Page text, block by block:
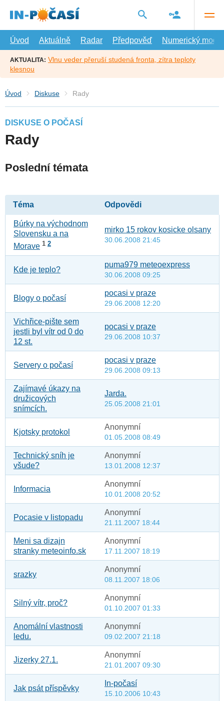
hlavní
Úvod
Aktuálně Radar Předpověď Numerický model
AKTUALITA: Vlnu veder přeruší studená fronta, zítra teploty
klesnou
Úvod Diskuse Rady
DISKUSE O POČASÍ
Rady
Poslední témata
Téma Odpovědi
Búrky na východnom
Slovensku a na
Morave 1 2
mirko 15 rokov kosicke olsany
30.06.2008 21:45
Kde je teplo?
puma979 meteoexpress
30.06.2008 09:25
Blogy o počasí
pocasi v praze
29.06.2008 12:20
Vichřice-pište sem
jestli byl vítr od 0 do
12 st.
pocasi v praze
29.06.2008 10:37
Servery o počasí
pocasi v praze
29.06.2008 09:13
Zajímavé úkazy na
družicových
snímcích.
Jarda.
25.05.2008 21:01
Kjotsky protokol
Anonymní
01.05.2008 08:49
Technický sníh je
všude?
Anonymní
13.01.2008 12:37
Informacia
Anonymní
10.01.2008 20:52
Pocasie v listopadu
Anonymní
21.11.2007 18:44
Meni sa dizajn
stranky meteoinfo.sk
Anonymní
17.11.2007 18:19
srazky
Anonymní
08.11.2007 18:06
Silný vítr, proč?
Anonymní
01.10.2007 01:33
Anomální vlastnosti
ledu.
Anonymní
09.02.2007 21:18
Jizerky 27.1.
Anonymní
21.01.2007 09:30
Jak psát příspěvky
In-počasí
15.10.2006 10:43